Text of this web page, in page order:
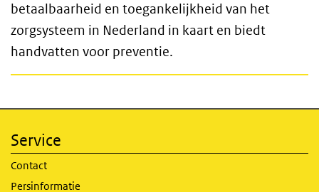
betaalbaarheid en toegankelijkheid van het
zorgsysteem in Nederland in kaart en biedt
handvatten voor preventie.
Service
Contact
Persinformatie